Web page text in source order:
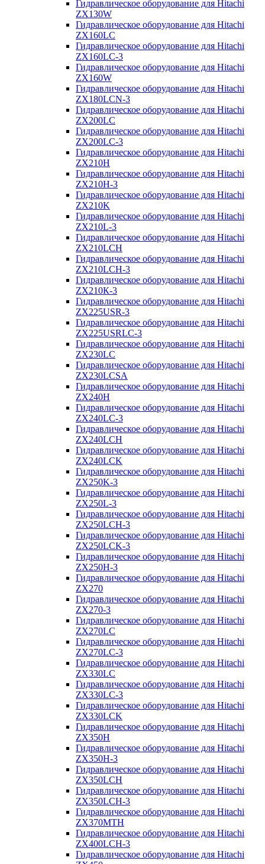
Гидравлическое оборудование для Hitachi
ZX130W
Гидравлическое оборудование для Hitachi
ZX160LC
Гидравлическое оборудование для Hitachi
ZX160LC-3
Гидравлическое оборудование для Hitachi
ZX160W
Гидравлическое оборудование для Hitachi
ZX180LCN-3
Гидравлическое оборудование для Hitachi
ZX200LC
Гидравлическое оборудование для Hitachi
ZX200LC-3
Гидравлическое оборудование для Hitachi
ZX210H
Гидравлическое оборудование для Hitachi
ZX210H-3
Гидравлическое оборудование для Hitachi
ZX210K
Гидравлическое оборудование для Hitachi
ZX210L-3
Гидравлическое оборудование для Hitachi
ZX210LCH
Гидравлическое оборудование для Hitachi
ZX210LCH-3
Гидравлическое оборудование для Hitachi
ZX210К-3
Гидравлическое оборудование для Hitachi
ZX225USR-3
Гидравлическое оборудование для Hitachi
ZX225USRLC-3
Гидравлическое оборудование для Hitachi
ZX230LC
Гидравлическое оборудование для Hitachi
ZX230LCSA
Гидравлическое оборудование для Hitachi
ZX240H
Гидравлическое оборудование для Hitachi
ZX240LC-3
Гидравлическое оборудование для Hitachi
ZX240LCH
Гидравлическое оборудование для Hitachi
ZX240LCK
Гидравлическое оборудование для Hitachi
ZX250K-3
Гидравлическое оборудование для Hitachi
ZX250L-3
Гидравлическое оборудование для Hitachi
ZX250LCH-3
Гидравлическое оборудование для Hitachi
ZX250LCK-3
Гидравлическое оборудование для Hitachi
ZX250Н-3
Гидравлическое оборудование для Hitachi
ZX270
Гидравлическое оборудование для Hitachi
ZX270-3
Гидравлическое оборудование для Hitachi
ZX270LC
Гидравлическое оборудование для Hitachi
ZX270LC-3
Гидравлическое оборудование для Hitachi
ZX330LC
Гидравлическое оборудование для Hitachi
ZX330LC-3
Гидравлическое оборудование для Hitachi
ZX330LCK
Гидравлическое оборудование для Hitachi
ZX350H
Гидравлическое оборудование для Hitachi
ZX350H-3
Гидравлическое оборудование для Hitachi
ZX350LCH
Гидравлическое оборудование для Hitachi
ZX350LCH-3
Гидравлическое оборудование для Hitachi
ZX370MTH
Гидравлическое оборудование для Hitachi
ZX400LCH-3
Гидравлическое оборудование для Hitachi